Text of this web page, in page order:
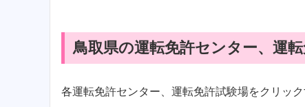
鳥取県の運転免許センター、運
各運転免許センター、運転免許試験場をクリッ